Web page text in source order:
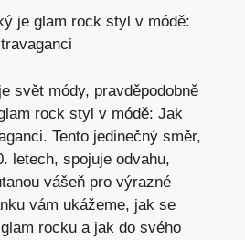
je glam rock styl v módě:
svět módy, pravděpodobně
rock styl v módě: Jak
Tento jedinečný směr,
letech, spojuje odvahu,
vášeň pro výrazné
vám ukážeme, jak se
rocku a jak do svého